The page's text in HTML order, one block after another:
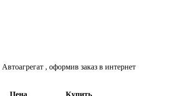
Автоагрегат , оформив заказ в интернет